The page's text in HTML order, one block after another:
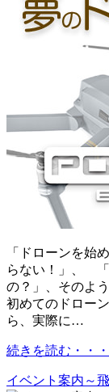
「ドローンを始
らない！」、 「
の？」、そのよ
初めてのドロー
ら、実際に…
続きを読む・・・
イベント案内～